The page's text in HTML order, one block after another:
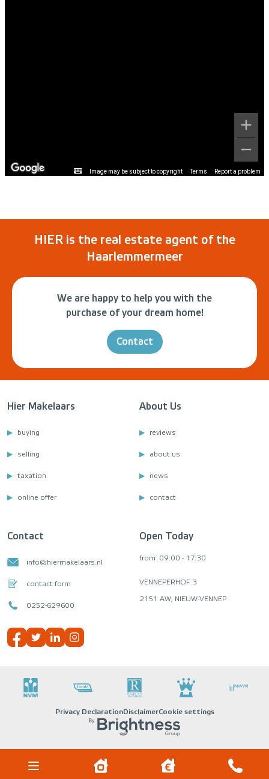
Image may be subject to copyright Terms Report a problem
HIER is the real estate agent of the
Haarlemmermeer
We are happy to help you with the
purchase of your dream home!
Contact
Hier Makelaars
buying
selling
taxation
online offer
About Us
reviews
about us
news
contact
Contact
info@hiermakelaars.nl
contact form
0252-629600
Open Today
from 09:00 - 17:30
VENNEPERHOF 3
2151 AW, NIEUW-VENNEP
Privacy DeclarationDisclaimerCookie settings
HIERMAKELAARS 2026 ©